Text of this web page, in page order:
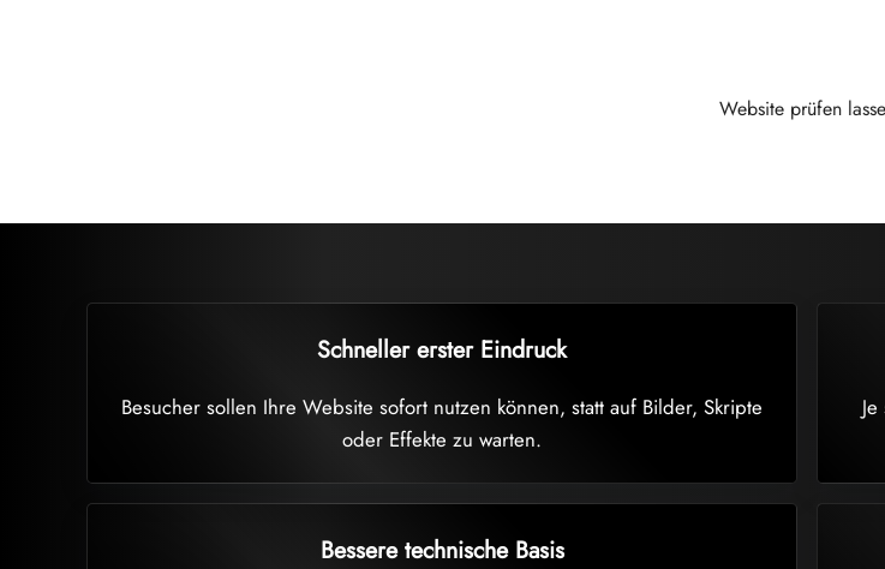
Website prüfen
Schneller erster Eindruck
Besucher sollen Ihre Website sofort nutzen können, statt auf Bilder, Skripte
oder Effekte zu warten.
Bessere technische Basis